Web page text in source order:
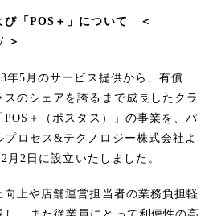
び「POS＋」について ＜
＞
年5月のサービス提供から、有償
のシェアを誇るまで成長したクラ
＋（ポスタス）」の事業を、パ
ロセス&テクノロジー株式会社よ
月2日に設立いたしました。
向上や店舗運営担当者の業務負担軽